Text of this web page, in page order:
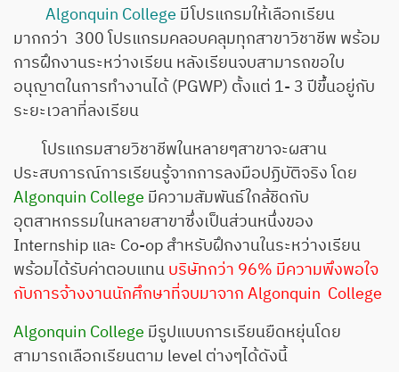
Algonquin College มีโปรแกรมให้เลือกเรียน
มากกว่า 300 โปรแกรมคลอบคลุมทุกสาขาวิชาชีพ พร้อม
การฝึกงานระหว่างเรียน หลังเรียนจบสามารถขอใบ
อนุญาตในการทำงานได้ (PGWP) ตั้งแต่ 1- 3 ปีขึ้นอยู่กับ
ระยะเวลาที่ลงเรียน
โปรแกรมสายวิชาชีพในหลายๆสาขาจะผสาน
ประสบการณ์การเรียนรู้จากการลงมือปฏิบัติจริง โดย
Algonquin College มีความสัมพันธ์ใกล้ชิดกับ
อุตสาหกรรมในหลายสาขาซึ่งเป็นส่วนหนึ่งของ
Internship และ Co-op สำหรับฝึกงานในระหว่างเรียน
พร้อมได้รับค่าตอบแทนบริษัทกว่า 96% มีความพึงพอใจ
กับการจ้างงานนักศึกษาที่จบมาจาก Algonquin College
Algonquin College มีรูปแบบการเรียนยืดหยุ่นโดย
สามารถเลือกเรียนตาม level ต่างๆได้ดังนี้